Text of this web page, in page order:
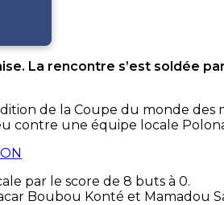
La rencontre s’est soldée
de la Coupe du monde des
contre une équipe locale
par le score de 8 buts à 0.
Boubou Konté et Mamadou